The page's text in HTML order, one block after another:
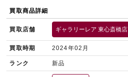
買取商品詳細
買取店舗 ギャラリーレア 東心斎橋店
買取時期 2024年02月
ランク 新品